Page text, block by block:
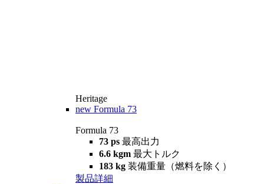
Heritage
new Formula 73
Formula 73
73 ps 最高出力
6.6 kgm 最大トルク
183 kg 装備重量（燃料を除く）
製品詳細